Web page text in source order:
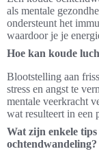
als mentale
ondersteunt het
waardoor je je
Hoe kan koude
Blootstelling aan
stress en angst te
mentale veerkracht
wat resulteert in een
Wat zijn enkele
ochtendwandeling?